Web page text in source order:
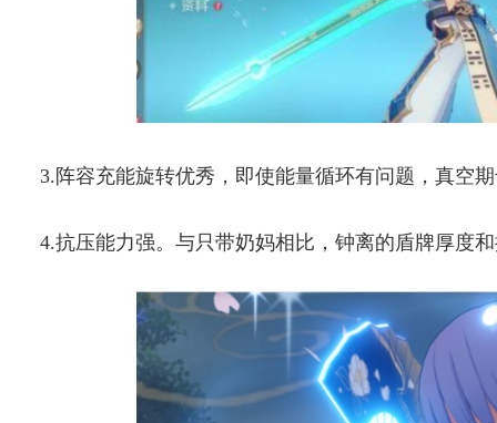
3.阵容充能旋转优秀，即使能量循环有问题，真空
4.抗压能力强。与只带奶妈相比，钟离的盾牌厚度